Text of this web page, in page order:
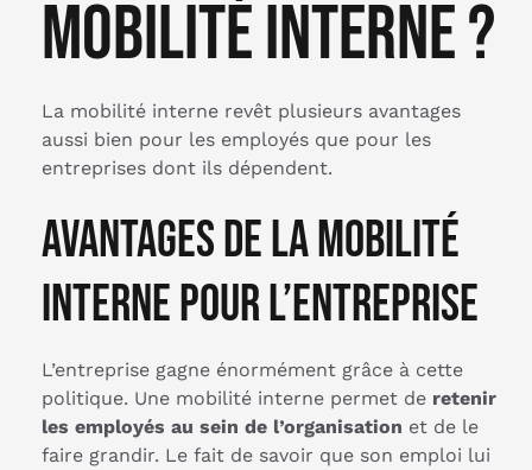
mobilité interne ?
La mobilité interne revêt plusieurs avantages
aussi bien pour les employés que pour les
entreprises dont ils dépendent.
Avantages de la mobilité
interne pour l’entreprise
L’entreprise gagne énormément grâce à cette
politique. Une mobilité interne permet de retenir
les employés au sein de l’organisation et de le
faire grandir. Le fait de savoir que son emploi lui